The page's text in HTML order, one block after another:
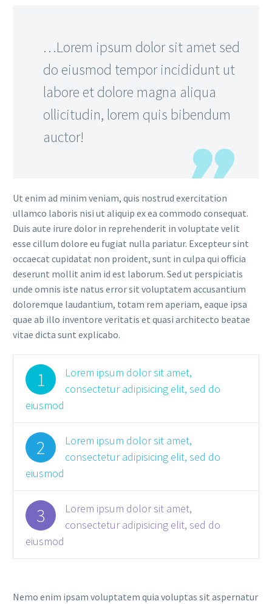
…Lorem ipsum dolor sit amet sed
do eiusmod tempor incididunt ut
labore et dolore magna aliqua
ollicitudin, lorem quis bibendum
auctor!
Ut enim ad minim veniam, quis nostrud exercitation
ullamco laboris nisi ut aliquip ex ea commodo consequat.
Duis aute irure dolor in reprehenderit in voluptate velit
esse cillum dolore eu fugiat nulla pariatur. Excepteur sint
occaecat cupidatat non proident, sunt in culpa qui officia
deserunt mollit anim id est laborum. Sed ut perspiciatis
unde omnis iste natus error sit voluptatem accusantium
doloremque laudantium, totam rem aperiam, eaque ipsa
quae ab illo inventore veritatis et quasi architecto beatae
vitae dicta sunt explicabo.
1
Lorem ipsum dolor sit amet,
consectetur adipisicing elit, sed do
eiusmod
2
Lorem ipsum dolor sit amet,
consectetur adipisicing elit, sed do
eiusmod
3
Lorem ipsum dolor sit amet,
consectetur adipisicing elit, sed do
eiusmod
Nemo enim ipsam voluptatem quia voluptas sit aspernatur